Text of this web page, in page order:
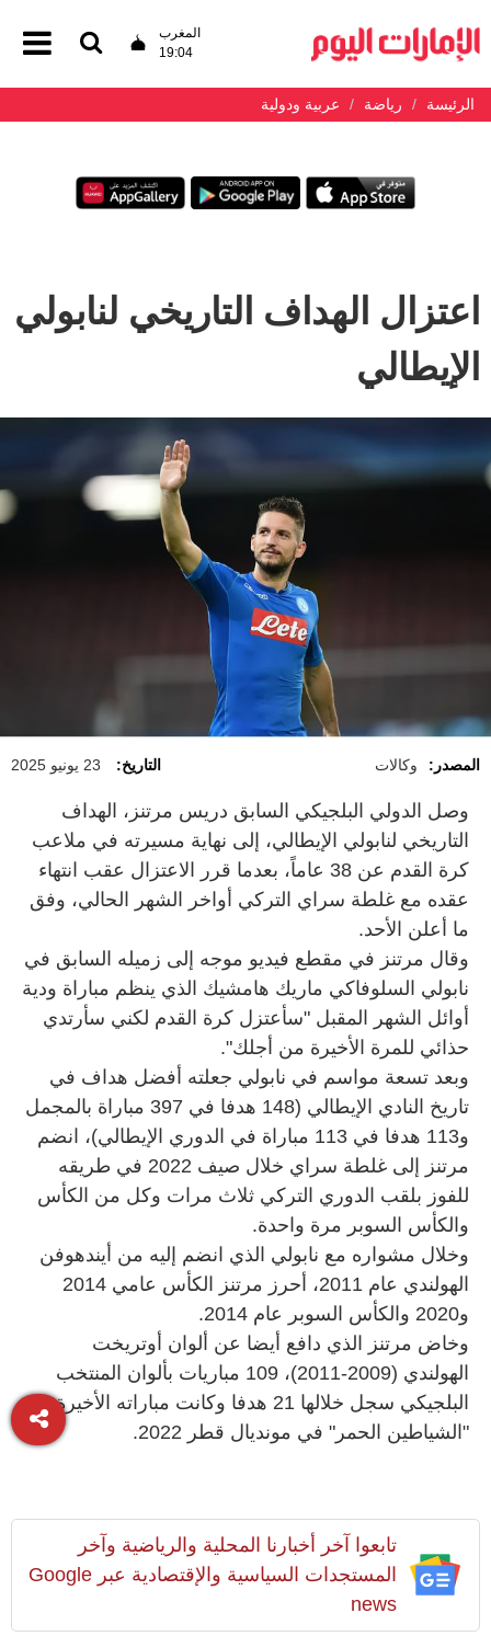
المغرب
19:04
الرئيسة رياضة عربية ودولية
اعتزال الهداف التاريخي لنابولي
الإيطالي
المصدر: وكالات التاريخ: 23 يونيو 2025
وصل الدولي البلجيكي السابق دريس مرتنز، الهداف
التاريخي لنابولي الإيطالي، إلى نهاية مسيرته في ملاعب
كرة القدم عن 38 عاماً، بعدما قرر الاعتزال عقب انتهاء
عقده مع غلطة سراي التركي أواخر الشهر الحالي، وفق
ما أعلن الأحد.
وقال مرتنز في مقطع فيديو موجه إلى زميله السابق في
نابولي السلوفاكي ماريك هامشيك الذي ينظم مباراة ودية
أوائل الشهر المقبل "سأعتزل كرة القدم لكني سأرتدي
حذائي للمرة الأخيرة من أجلك".
وبعد تسعة مواسم في نابولي جعلته أفضل هداف في
تاريخ النادي الإيطالي (148 هدفا في 397 مباراة بالمجمل
و113 هدفا في 113 مباراة في الدوري الإيطالي)، انضم
مرتنز إلى غلطة سراي خلال صيف 2022 في طريقه
للفوز بلقب الدوري التركي ثلاث مرات وكل من الكأس
والكأس السوبر مرة واحدة.
وخلال مشواره مع نابولي الذي انضم إليه من أيندهوفن
الهولندي عام 2011، أحرز مرتنز الكأس عامي 2014
و2020 والكأس السوبر عام 2014.
وخاض مرتنز الذي دافع أيضا عن ألوان أوتريخت
الهولندي (2009-2011)، 109 مباريات بألوان المنتخب
البلجيكي سجل خلالها 21 هدفا وكانت مباراته الأخيرة مع
"الشياطين الحمر" في مونديال قطر 2022.
تابعوا آخر أخبارنا المحلية والرياضية وآخر
المستجدات السياسية والإقتصادية عبر Google
news